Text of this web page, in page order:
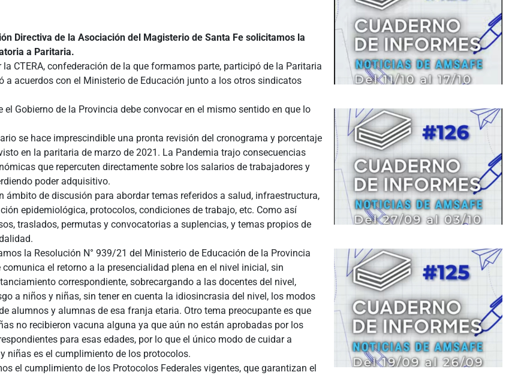
Directiva de la Asociación del Magisterio de Santa Fe solicitamos la
a Paritaria.
la CTERA, confederación de la que formamos parte, participó de la Paritaria
a acuerdos con el Ministerio de Educación junto a los otros sindicatos
el Gobierno de la Provincia debe convocar en el mismo sentido en que lo
se hace imprescindible una pronta revisión del cronograma y porcentaje
en la paritaria de marzo de 2021. La Pandemia trajo consecuencias
que repercuten directamente sobre los salarios de trabajadores y
poder adquisitivo.
ámbito de discusión para abordar temas referidos a salud, infraestructura,
epidemiológica, protocolos, condiciones de trabajo, etc. Como así
traslados, permutas y convocatorias a suplencias, y temas propios de
la Resolución N° 939/21 del Ministerio de Educación de la Provincia
comunica el retorno a la presencialidad plena en el nivel inicial, sin
correspondiente, sobrecargando a las docentes del nivel,
a niños y niñas, sin tener en cuenta la idiosincrasia del nivel, los modos
alumnos y alumnas de esa franja etaria. Otro tema preocupante es que
no recibieron vacuna alguna ya que aún no están aprobadas por los
para esas edades, por lo que el único modo de cuidar a
niñas es el cumplimiento de los protocolos.
el cumplimiento de los Protocolos Federales vigentes, que garantizan el